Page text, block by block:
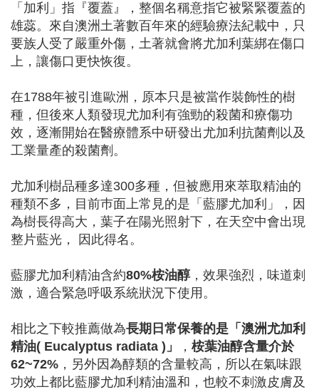
「加利」指『覆蓋』，整個名稱意指它被緊緊覆蓋的
雄蕊。來自澳洲土著數百年來的經驗療法紀載中，只
要族人受了嚴重外傷，土著就會將尤加利葉綁在傷口
上，讓傷口更快恢復。
在1788年被引進歐洲，原本只是被當作裝飾性的樹
種，但後來人類發現尤加利有強勁的殺菌和療傷功
效，逐漸開始在醫療體系中研發出尤加利抗菌劑以及
工業量產的殺菌劑。
尤加利樹品種多達300多種，但被應用來萃取精油的
種類不多，目前巿面上常見的是「藍膠尤加利」，因
為樹長得高大，葉子在陽光照射下，在天空中會出現
整片藍光， 因此得名。
藍膠尤加利精油含約80%桉油醇，效果強烈，味道刺
激，適合緊急呼吸系統狀況下使用。
相比之下較推薦做為長期日常保養的是「澳洲尤加利
精油( Eucalyptus radiata )」
， 桉葉油醇含量介於
62~72% ，另外因為醇類的含量較高，所以在氣味跟
功效上都比藍膠尤加利精油溫和，也較不刺激皮膚及